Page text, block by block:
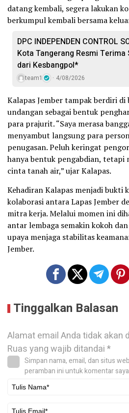
datang kembali, segera lakukan
berkumpul kembali bersama
DPC INDEPENDEN CONTROL
Kota Tangerang Resmi Terima
dari Kesbangpol*
team1 4/08/2026
Kalapas Jember tampak berdiri
undangan sebagai bentuk
para prajurit. “Saya merasa
menyambut langsung para
penugasan. Peluh keringat
hanya bentuk pengabdian, tetapi
cinta tanah air,” ujar Kalapas.
Kehadiran Kalapas menjadi bukti
kolaborasi antara Lapas Jember
mitra kerja. Melalui momen ini
antar lembaga semakin kokoh
upaya menjaga stabilitas
Jember.
Tinggalkan Balasan
Alamat email Anda tidak akan
Ruas yang wajib ditandai*
Simpan nama, email, dan situs
peramban ini untuk komentar